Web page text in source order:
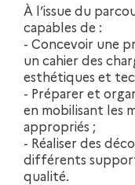
À l’issue du
capables de :
- Concevoir une
un cahier des
esthétiques et
- Préparer et
en mobilisant les
appropriés ;
- Réaliser des
différents
qualité.